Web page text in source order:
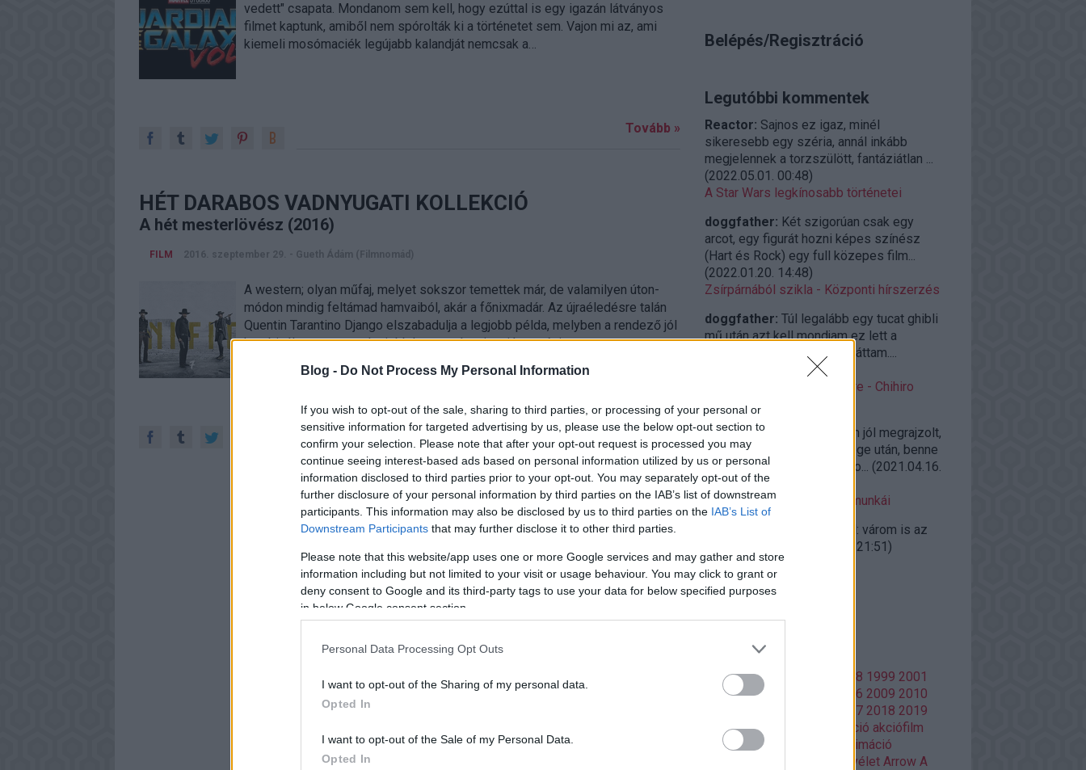
Blog - Do Not Process My Personal Information
If you wish to opt-out of the sale, sharing to third parties, or processing of your personal or
sensitive information for targeted advertising by us, please use the below opt-out section to
confirm your selection. Please note that after your opt-out request is processed you may
continue seeing interest-based ads based on personal information utilized by us or personal
information disclosed to third parties prior to your opt-out. You may separately opt-out of the
further disclosure of your personal information by third parties on the IAB’s list of downstream
participants. This information may also be disclosed by us to third parties on the IAB’s List of
Downstream Participants that may further disclose it to other third parties.
Please note that this website/app uses one or more Google services and may gather and store
information including but not limited to your visit or usage behaviour. You may click to grant or
deny consent to Google and its third-party tags to use your data for below specified purposes
in below Google consent section.
Personal Data Processing Opt Outs
I want to opt-out of the Sharing of my personal data.
Opted In
I want to opt-out of the Sale of my Personal Data.
Opted In
vedett" csapata. Mondanom sem kell, hogy ezúttal is egy igazán látványos
filmet kaptunk, amiből nem spórolták ki a történetet sem. Vajon mi az, ami
kiemeli mosómaciék legújabb kalandját nemcsak a…
Tovább »
HÉT DARABOS VADNYUGATI KOLLEKCIÓ
A hét mesterlövész (2016)
FILM 2016. szeptember 29. - Gueth Ádám (Filmnomád)
A western; olyan műfaj, melyet sokszor temettek már, de valamilyen úton-
módon mindig feltámad hamvaiból, akár a főnixmadár. Az újraéledésre talán
Quentin Tarantino Django elszabadulja a legjobb példa, melyben a rendező jól
kombinálta a western legjobb hagyományait saját egyéni…
Tovább »
Belépés/Regisztráció
Legutóbbi kommentek
Reactor: Sajnos ez igaz, minél
sikeresebb egy széria, annál inkább
megjelennek a torzszülött, fantáziátlan ...
(2022.05.01. 00:48)
A Star Wars legkínosabb történetei
doggfather: Két szigorúan csak egy
arcot, egy figurát hozni képes színész
(Hart és Rock) egy full közepes film...
(2022.01.20. 14:48)
Zsírpárnából szikla - Központi hírszerzés
doggfather: Túl legalább egy tucat ghibli
mű után azt kell mondjam ez lett a
legelborultabb amit eddig láttam....
)
RetroAjánló vasárnap estére - Chihiro
szellemországban (2001)
doggfather:
Félelmetesen jól megrajzolt,
összerakott világ a világvége után, benne
igazi élő emberekkel, és so... (2021.04.16.
23:09)
Miyazaki kevésbé ismert munkái
@doomguard: várom is az
2020.10.27. 21:51)
A fiúk visszatérnek
Utolsó 20
Címkék
1986 1988 1998 1999 2001
2002 2003 2006 2009 2010
2017 2018 2019
2020 Adult Swim akció akciófilm
Amazon Prime
animáció
Aranyélet Arrow A